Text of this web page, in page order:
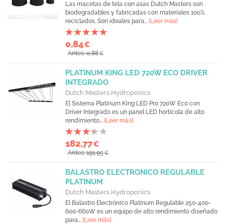
Las macetas de tela con asas Dutch Masters son
biodegradables y fabricadas con materiales 100%
reciclados. Son ideales para... [Leer más]
0,84€
Antes: 0,88€
PLATINUM KING LED 720W ECO DRIVER
INTEGRADO
Dutch Masters Hydroponics
El Sistema Platinum King LED Pro 720W Eco con
Driver Integrado es un panel LED hortícola de alto
rendimiento... [Leer más]
182,77€
Antes: 191,95€
BALASTRO ELECTRONICO REGULABLE
PLATINUM
Dutch Masters Hydroponics
El Balastro Electrónico Platinum Regulable 250-400-
600-660W es un equipo de alto rendimiento diseñado
para... [Leer más]